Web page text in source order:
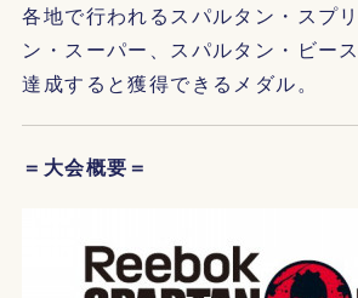
各地で行われるスパルタン・スプ
ン・スーパー、スパルタン・ビー
達成すると獲得できるメダル。
＝大会概要＝